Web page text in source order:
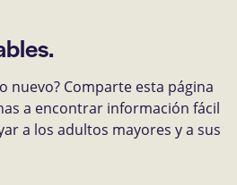
nuevo? Comparte esta página
a encontrar información fácil
a los adultos mayores y a sus